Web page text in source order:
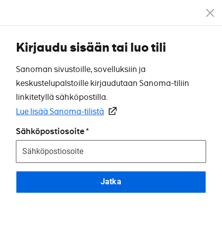
Kirjaudu sisään tai luo tili
Sanoman sivustoille, sovelluksiin ja
keskustelupalstoille kirjaudutaan Sanoma-tiliin
linkitetyllä sähköpostilla.
Lue lisää Sanoma-tilistä
Sähköpostiosoite
Jatka